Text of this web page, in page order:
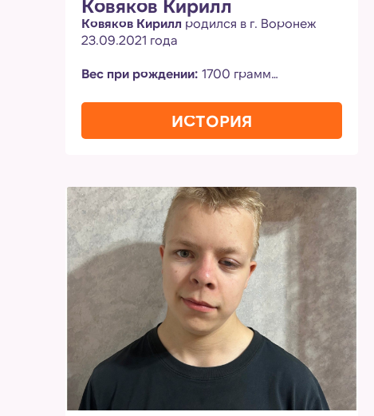
Ковяков Кирилл
Ковяков Кирилл родился в г. Воронеж
23.09.2021 года
Вес при рождении: 1700 грамм
Диагноз:частичная атрофия зрительного
нерва, сходящееся косоглазие, нистагм
ИСТОРИЯ